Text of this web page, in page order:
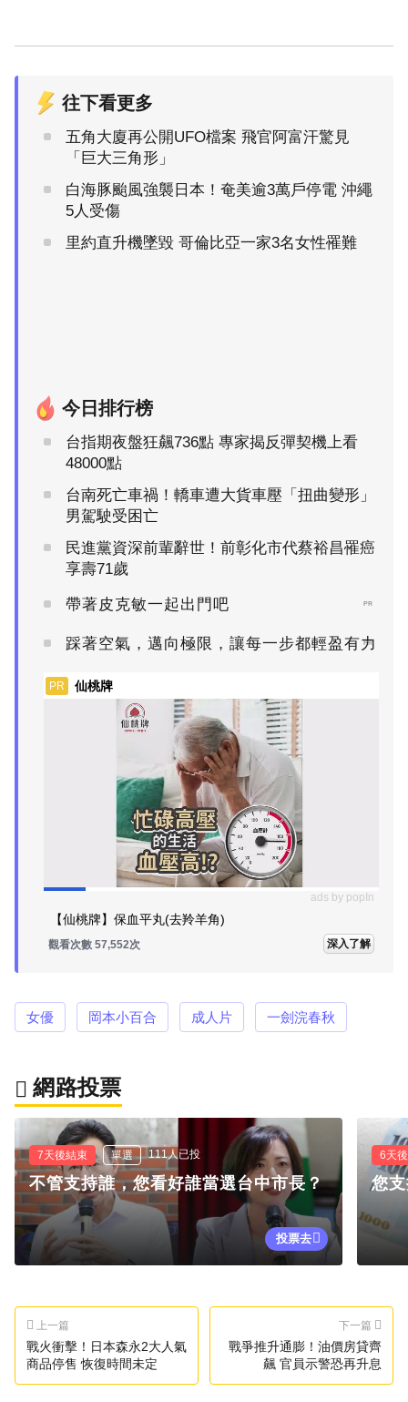
往下看更多
五角大廈再公開UFO檔案 飛官阿富汗驚見
「巨大三角形」
白海豚颱風強襲日本！奄美逾3萬戶停電 沖繩
5人受傷
里約直升機墜毀 哥倫比亞一家3名女性罹難
今日排行榜
台指期夜盤狂飆736點 專家揭反彈契機上看
48000點
台南死亡車禍！轎車遭大貨車壓「扭曲變形」
男駕駛受困亡
民進黨資深前輩辭世！前彰化市代蔡裕昌罹癌
享壽71歲
帶著皮克敏一起出門吧 PR
踩著空氣，邁向極限，讓每一步都輕盈有力
PR
PR 仙桃牌
ads by popIn
【仙桃牌】保血平丸(去羚羊角)
觀看次數 57,552次 深入了解
女優 岡本小百合 成人片 一劍浣春秋
網路投票
7天後結束 單選 111人已投
不管支持誰，您看好誰當選台中市長？
投票去
6天
您
上一篇
戰火衝擊！日本森永2大人氣
商品停售 恢復時間未定
下一篇
戰爭推升通膨！油價房貸齊
飆 官員示警恐再升息